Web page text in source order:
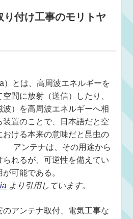
り付け工事のモリトヤ
）とは、高周波エネルギーを
間に放射（送信）したり、
）を高周波エネルギーへ相
置のことで、日本語だと空
おける本来の意味だと昆虫の
アンテナは、その用途から
れるが、可逆性を備えてい
可能である。
より引用しています。
アンテナ取付、電気工事な